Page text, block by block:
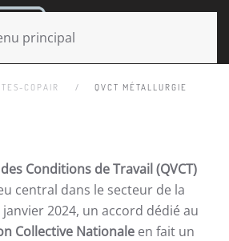
principal
COPAIR QVCT MÉTALLURGIE
Conditions de Travail (QVCT)
central dans le secteur de la
janvier 2024, un accord dédié au
Collective Nationale en fait un